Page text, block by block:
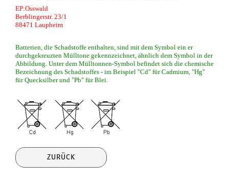
EP:Osswald
Berblingerstr. 23/1
88471 Laupheim
Batterien, die Schadstoffe enthalten, sind mit dem Symbol ein er
durchgekreuzten Mülltone gekennzeichnet, ähnlich dem Symbol in der
Abbildung. Unter dem Mülltonnen-Symbol befindet sich die chemische
Bezeichnung des Schadstoffes - im Beispiel "Cd" für Cadmium, "Hg"
für Quecksilber und "Pb" für Blei.
ZURÜCK